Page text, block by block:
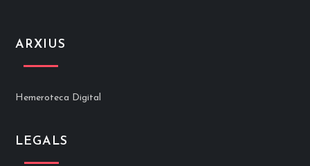
ARXIUS
Hemeroteca Digital
LEGALS